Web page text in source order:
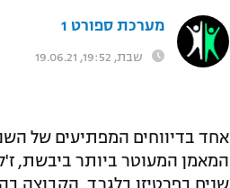
מערכת ספורט 1
שבת, 19:52, 19.06.21
אחד בדיווחים המפתיעים של
המאמן המעוטר ביותר ביבשת,